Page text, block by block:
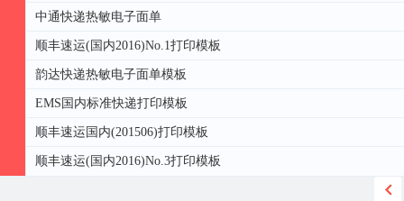
中通快递热敏电子面单
顺丰速运(国内2016)No.1打印模板
韵达快递热敏电子面单模板
EMS国内标准快递打印模板
顺丰速运国内(201506)打印模板
顺丰速运(国内2016)No.3打印模板